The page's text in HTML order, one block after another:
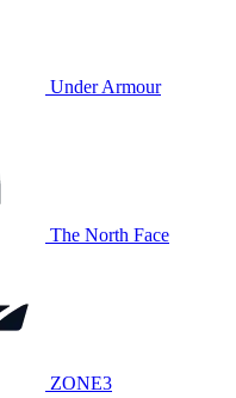
Under Armour
The North Face
ZONE3